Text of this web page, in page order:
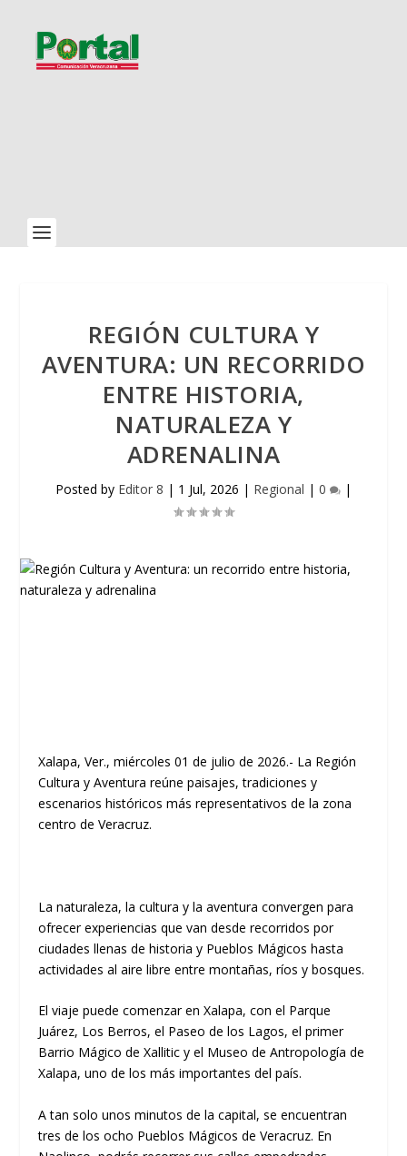
REGIÓN CULTURA Y
AVENTURA: UN RECORRIDO
ENTRE HISTORIA,
NATURALEZA Y
ADRENALINA
Posted by Editor 8 | 1 Jul, 2026 | Regional | 0 |
Xalapa, Ver., miércoles 01 de julio de 2026.- La Región
Cultura y Aventura reúne paisajes, tradiciones y
escenarios históricos más representativos de la zona
centro de Veracruz.
La naturaleza, la cultura y la aventura convergen para
ofrecer experiencias que van desde recorridos por
ciudades llenas de historia y Pueblos Mágicos hasta
actividades al aire libre entre montañas, ríos y bosques.
El viaje puede comenzar en Xalapa, con el Parque
Juárez, Los Berros, el Paseo de los Lagos, el primer
Barrio Mágico de Xallitic y el Museo de Antropología de
Xalapa, uno de los más importantes del país.
A tan solo unos minutos de la capital, se encuentran
tres de los ocho Pueblos Mágicos de Veracruz. En